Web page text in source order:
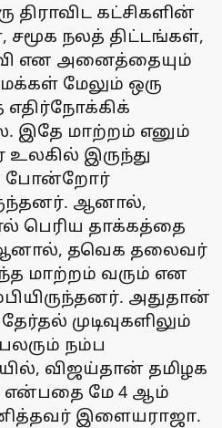
கட்சிகளின்
சமூக நலத் திட்டங்கள்,
என அனைத்தையும்
மக்கள் மேலும் ஒரு
இதே மாற்றம் எனும்
உலகில் இருந்து
போன்றோர்
ஆனால்,
பெரிய தாக்கத்தை
தவெக தலைவர்
மாற்றம் வரும் என
அதுதான்
முடிவுகளிலும்
பலரும் நம்ப
விஜய்தான் தமிழக
என்பதை மே 4 ஆம்
இளையராஜா.